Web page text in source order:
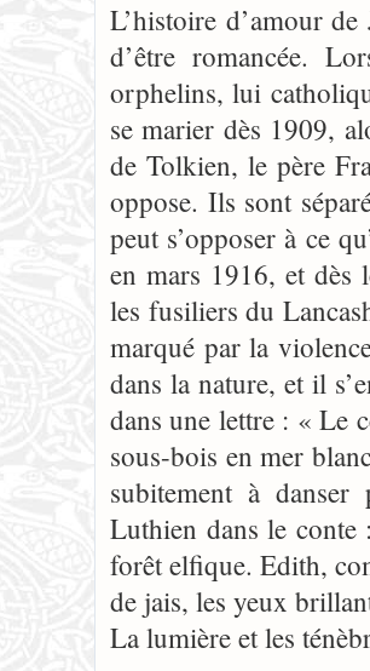
L’histoire d’amour
d’être romancée.
orphelins, lui
se marier dès 1909,
de Tolkien, le père
oppose. Ils sont
peut s’opposer à ce
en mars 1916, et
les fusiliers du
marqué par la
dans la nature, et il
dans une lettre : « Le
sous-bois en mer
subitement à
Luthien dans le conte
forêt elfique. Edith,
de jais, les yeux
La lumière et les